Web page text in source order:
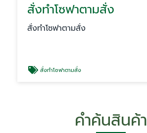
สั่งทำโซฟาตามสั่ง
สั่งทำโซฟาตามสั่ง
สั่งทำโซฟาตามสั่ง
คำค้นสินค้า